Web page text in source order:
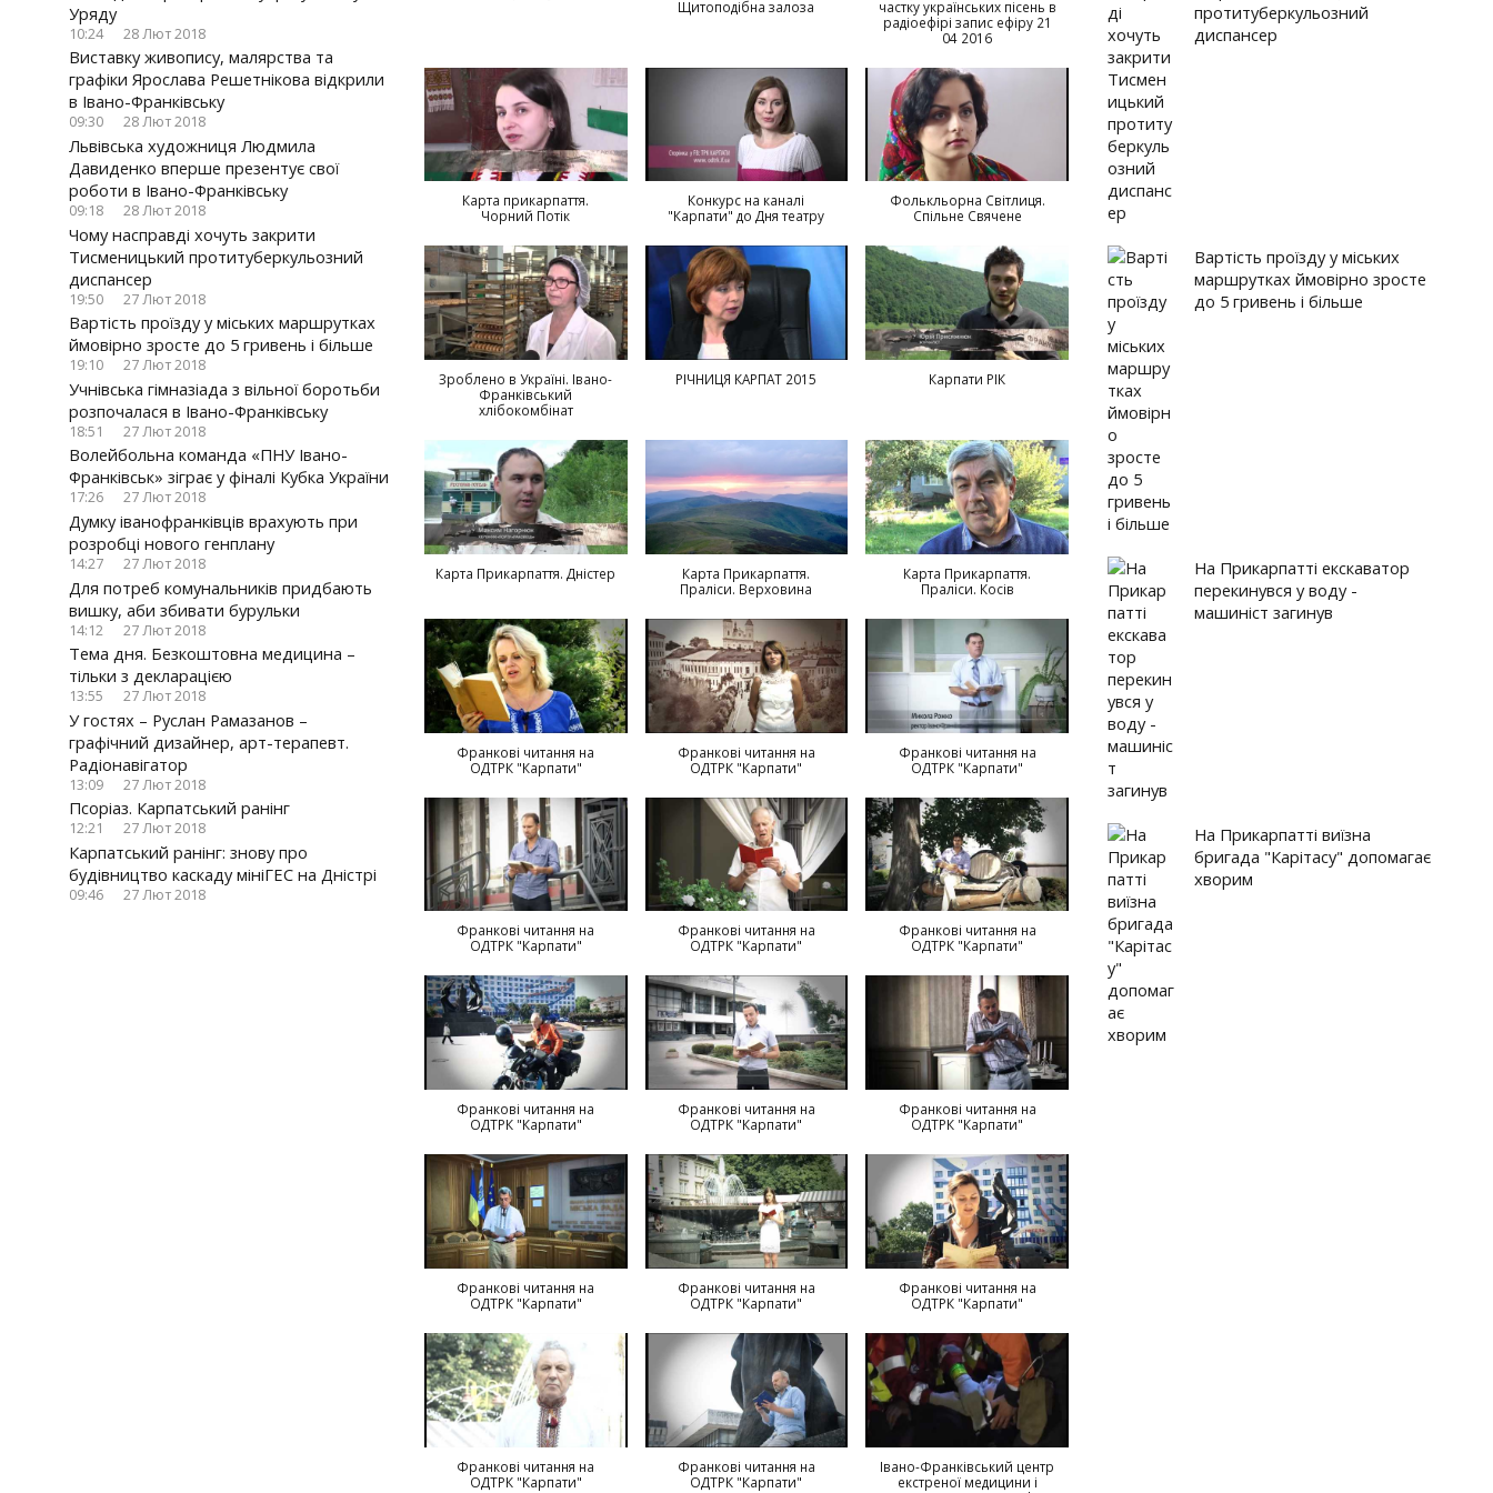
Вартість проїзду у міських маршрутках ймовірно зросте до 5 гри...
Учнівська гімназіада з вільної боротьби розпочалася в Івано-Фр...
Волейбольна команда «ПНУ Івано-Франківськ» зіграє у фіналі Куб...
Уряду
10:24 28 Лют 2018
Виставку живопису, малярства та
графіки Ярослава Решетнікова відкрили
в Івано-Франківську
09:30 28 Лют 2018
Львівська художниця Людмила
Давиденко вперше презентує свої
роботи в Івано-Франківську
09:18 28 Лют 2018
Чому насправді хочуть закрити
Тисменицький протитуберкульозний
диспансер
19:50 27 Лют 2018
Вартість проїзду у міських маршрутках
ймовірно зросте до 5 гривень і більше
19:10 27 Лют 2018
Учнівська гімназіада з вільної боротьби
розпочалася в Івано-Франківську
18:51 27 Лют 2018
Волейбольна команда «ПНУ Івано-
Франківськ» зіграє у фіналі Кубка України
17:26 27 Лют 2018
Думку іванофранківців врахують при
розробці нового генплану
14:27 27 Лют 2018
Для потреб комунальників придбають
вишку, аби збивати бурульки
14:12 27 Лют 2018
Тема дня. Безкоштовна медицина –
тільки з декларацією
13:55 27 Лют 2018
У гостях – Руслан Рамазанов –
графічний дизайнер, арт-терапевт.
Радіонавігатор
13:09 27 Лют 2018
Псоріаз. Карпатський ранінг
12:21 27 Лют 2018
Карпатський ранінг: знову про
будівництво каскаду мініГЕС на Дністрі
09:46 27 Лют 2018
Щитоподібна залоза
частку українських пісень в
радіоефірі запис ефіру 21
04 2016
Карта прикарпаття.
Чорний Потік
Конкурс на каналі
"Карпати" до Дня театру
Фолькльорна Світлиця.
Спільне Свячене
Зроблено в Україні. Івано-
Франківський
хлібокомбінат
РІЧНИЦЯ КАРПАТ 2015 Карпати РІК
Карта Прикарпаття. Дністер
Карта Прикарпаття.
Праліси. Верховина
Карта Прикарпаття.
Праліси. Косів
Франкові читання на
ОДТРК "Карпати"
Франкові читання на
ОДТРК "Карпати"
Франкові читання на
ОДТРК "Карпати"
Франкові читання на
ОДТРК "Карпати"
Франкові читання на
ОДТРК "Карпати"
Франкові читання на
ОДТРК "Карпати"
Франкові читання на
ОДТРК "Карпати"
Франкові читання на
ОДТРК "Карпати"
Франкові читання на
ОДТРК "Карпати"
Франкові читання на
ОДТРК "Карпати"
Франкові читання на
ОДТРК "Карпати"
Франкові читання на
ОДТРК "Карпати"
Франкові читання на
ОДТРК "Карпати"
Франкові читання на
ОДТРК "Карпати"
Івано-Франківський центр
екстреної медицини і
Карпатський ранінг: знову про
протитуберкульозний
диспансер
Вартість проїзду у міських
маршрутках ймовірно зросте
до 5 гривень і більше
На Прикарпатті екскаватор
перекинувся у воду -
машиніст загинув
На Прикарпатті виїзна
бригада "Карітасу" допомагає
хворим